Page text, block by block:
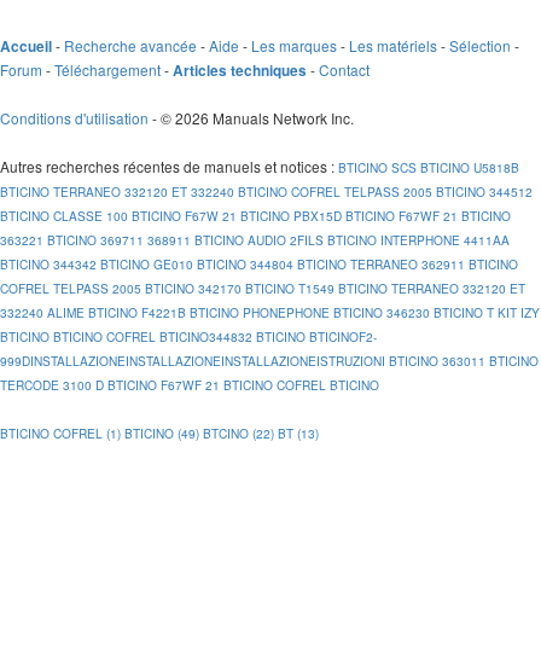
Accueil- Recherche avancée -Aide - Les marques- Les matériels-Sélection -
Forum -Téléchargement-Articles techniques -Contact
Conditions d'utilisation - © 2026 Manuals Network Inc.
Autres recherches récentes de manuels et notices : BTICINO SCS BTICINO U5818B
BTICINO TERRANEO 332120 ET 332240 BTICINO COFREL TELPASS 2005 BTICINO 344512
BTICINO CLASSE 100 BTICINO F67W 21 BTICINO PBX15D BTICINO F67WF 21 BTICINO
363221 BTICINO 369711 368911 BTICINO AUDIO 2FILS BTICINO INTERPHONE 4411AA
BTICINO 344342 BTICINO GE010 BTICINO 344804 BTICINO TERRANEO 362911 BTICINO
COFREL TELPASS 2005 BTICINO 342170 BTICINO T1549 BTICINO TERRANEO 332120 ET
332240 ALIME BTICINO F4221B BTICINO PHONEPHONE BTICINO 346230 BTICINO T KIT IZY
BTICINO BTICINO COFREL BTICINO344832 BTICINO BTICINOF2-
999DINSTALLAZIONEINSTALLAZIONEINSTALLAZIONEISTRUZIONI BTICINO 363011 BTICINO
TERCODE 3100 D BTICINO F67WF 21 BTICINO COFREL BTICINO
BTICINO COFREL (1) BTICINO (49) BTCINO (22) BT (13)